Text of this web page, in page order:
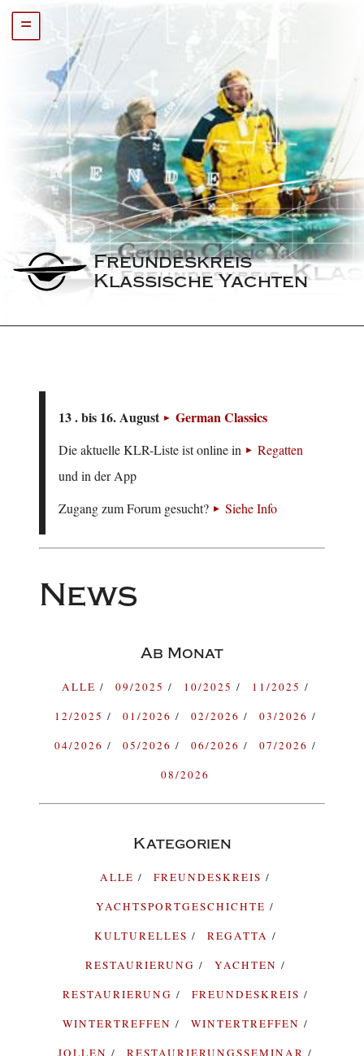
=
Freundeskreis
Klassische Yachten
13 . bis 16. August German Classics
Die aktuelle KLR-Liste ist online in
Regatten
und in der App
Zugang zum Forum gesucht?
Siehe Info
News
Ab Monat
ALLE 09/2025 10/2025
11/2025
12/2025
01/2026 02/2026
03/2026
04/2026
05/2026 06/2026
07/2026
08/2026
Kategorien
ALLE
FREUNDESKREIS
YACHTSPORTGESCHICHTE
KULTURELLES
REGATTA
RESTAURIERUNG
YACHTEN
RESTAURIERUNG
FREUNDESKREIS
WINTERTREFFEN
WINTERTREFFEN
JOLLEN
RESTAURIERUNGSSEMINAR